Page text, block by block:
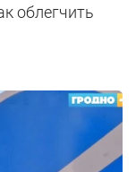
облегчить